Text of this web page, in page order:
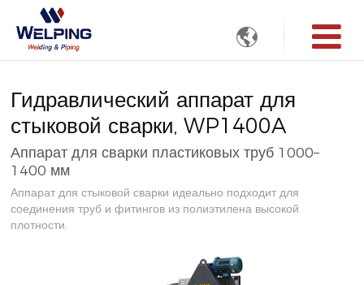

Гидравлический аппарат для
стыковой сварки, WP1400A
Аппарат для сварки пластиковых труб 1000–
1400 мм
Аппарат для стыковой сварки идеально подходит для
соединения труб и фитингов из полиэтилена высокой
плотности.